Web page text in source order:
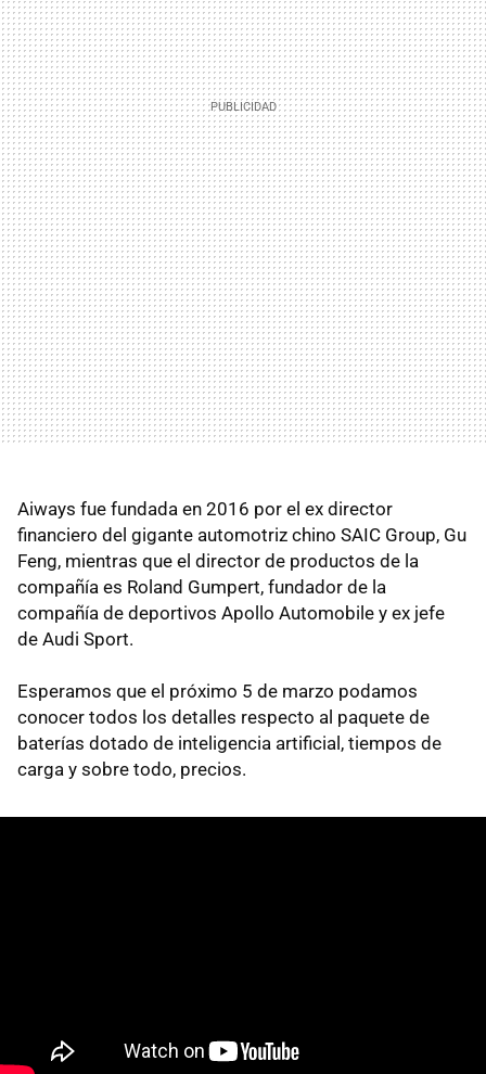
Aiways fue fundada en 2016 por el ex director
financiero del gigante automotriz chino SAIC Group, Gu
Feng, mientras que el director de productos de la
compañía es Roland Gumpert, fundador de la
compañía de deportivos Apollo Automobile y ex jefe
de Audi Sport.
Esperamos que el próximo 5 de marzo podamos
conocer todos los detalles respecto al paquete de
baterías dotado de inteligencia artificial, tiempos de
carga y sobre todo, precios.